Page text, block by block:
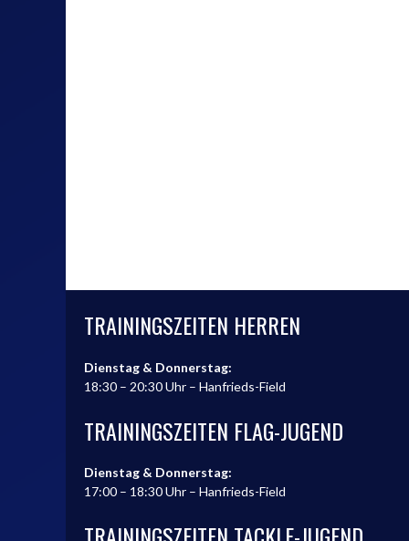
TRAININGSZEITEN HERREN
Dienstag & Donnerstag:
18:30 – 20:30 Uhr – Hanfrieds-Field
TRAININGSZEITEN FLAG-JUGEND
Dienstag & Donnerstag:
17:00 – 18:30 Uhr – Hanfrieds-Field